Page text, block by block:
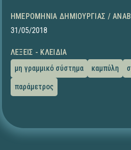
ΗΜΕΡΟΜΗΝΊΑ ΔΗΜΙΟΥΡΓΊΑΣ /
31/05/2018
ΛΈΞΕΙΣ - ΚΛΕΙΔΙΆ
μη γραμμικό σύστημα
καμπύλη
παράμετρος